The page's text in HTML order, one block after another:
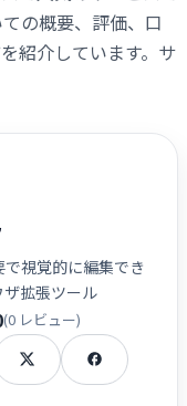
の概要、評価、口
紹介しています。サ
視覚的に編集でき
拡張ツール
(0 レビュー)